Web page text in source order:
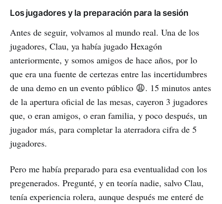
Los jugadores y la preparación para la sesión
Antes de seguir, volvamos al mundo real. Una de los
jugadores, Clau, ya había jugado Hexagón
anteriormente, y somos amigos de hace años, por lo
que era una fuente de certezas entre las incertidumbres
de una demo en un evento público 😩. 15 minutos antes
de la apertura oficial de las mesas, cayeron 3 jugadores
que, o eran amigos, o eran familia, y poco después, un
jugador más, para completar la aterradora cifra de 5
jugadores.
Pero me había preparado para esa eventualidad con los
pregenerados. Pregunté, y en teoría nadie, salvo Clau,
tenía experiencia rolera, aunque después me enteré de